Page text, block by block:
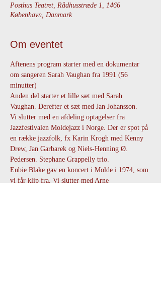
Posthus Teatret, Rådhusstræde 1, 1466
København, Danmark
Om eventet
Aftenens program starter med en dokumentar
om sangeren Sarah Vaughan fra 1991 (56
minutter)
Anden del starter et lille sæt med Sarah
Vaughan. Derefter et sæt med Jan Johansson.
Vi slutter med en afdeling optagelser fra
Jazzfestivalen Moldejazz i Norge. Der er spot på
en række jazzfolk, fx Karin Krogh med Kenny
Drew, Jan Garbarek og Niels-Henning Ø.
Pedersen. Stephane Grappelly trio.
Eubie Blake gav en koncert i Molde i 1974, som
vi får klip fra. Vi slutter med Arne